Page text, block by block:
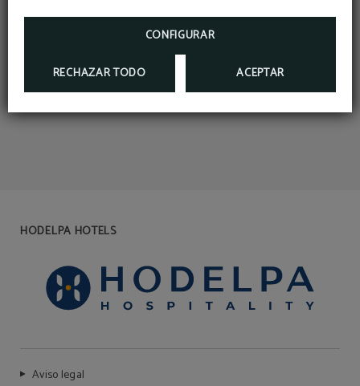
CONFIGURAR
RECHAZAR TODO ACEPTAR
HODELPA HOTELS
Aviso legal